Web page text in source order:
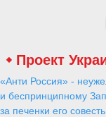
Проект
«Анти Россия» -
и беспринципному
за печенки его